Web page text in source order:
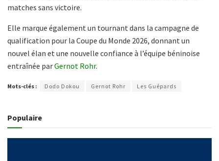
matches sans victoire.
Elle marque également un tournant dans la campagne de
qualification pour la Coupe du Monde 2026, donnant un
nouvel élan et une nouvelle confiance à l’équipe béninoise
entraînée parGernot Rohr.
Mots-clés : Dodo Dokou Gernot Rohr Les Guépards
Populaire